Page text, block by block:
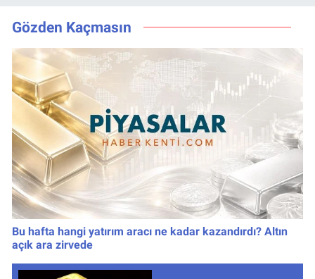
numaralar
Gözden Kaçmasın
Bu hafta hangi yatırım aracı ne kadar kazandırdı? Altın
açık ara zirvede